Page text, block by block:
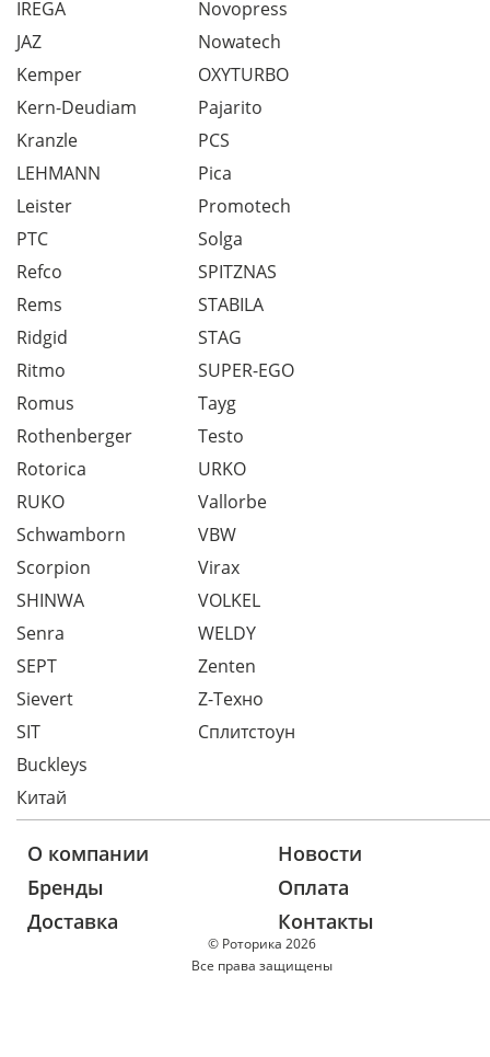
IREGA
JAZ
Kemper
Kern-Deudiam
Kranzle
LEHMANN
Leister
Novopress
Nowatech
OXYTURBO
Pajarito
PCS
Pica
Promotech
PTC
Refco
Rems
Ridgid
Ritmo
Romus
Rothenberger
Rotorica
RUKO
Schwamborn
Scorpion
SHINWA
Senra
SEPT
Sievert
SIT
Solga
SPITZNAS
STABILA
STAG
SUPER-EGO
Tayg
Testo
URKO
Vallorbe
VBW
Virax
VOLKEL
WELDY
Zenten
Z-Техно
Сплитстоун
Buckleys
Китай
© Роторика 2026
Все права защищены
О компании
Новости
Бренды
Оплата
Доставка
Контакты